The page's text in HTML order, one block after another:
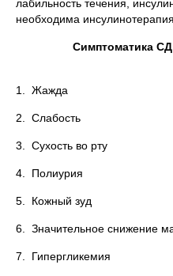
лабильность течения,
необходима
Симптоматика
1. Жажда
2. Слабость
3. Сухость во рту
4. Полиурия
5. Кожный зуд
6. Значительное снижение
7. Гипергликемия